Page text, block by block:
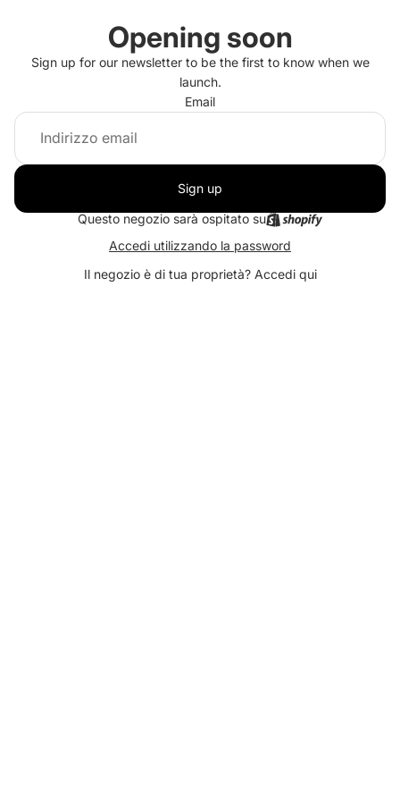
Opening soon
Sign up for our newsletter to be the first to know when we
launch.
Email
Sign up
Questo negozio sarà ospitato su
Accedi utilizzando la password
Il negozio è di tua proprietà? Accedi qui